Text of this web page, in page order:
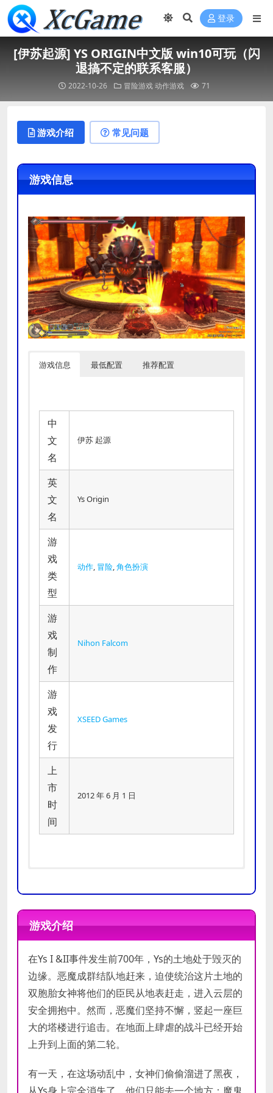
登录
[伊苏起源] YS ORIGIN中文版 win10可玩（闪
退搞不定的联系客服）
2022-10-26 冒险游戏 动作游戏 71
游戏介绍 常见问题
游戏信息
游戏信息 最低配置 推荐配置
中
文
名
伊苏 起源
英
文
名
Ys Origin
游
戏
类
型
动作, 冒险,角色扮演
游
戏
制
作
Nihon Falcom
游
戏
发
行
XSEED Games
上
市
时
间
2012 年 6 月 1 日
最低
配置
OS:XP
Processor:Pentium III / 1
GHz
Memory:1 GB RAM
accelerator compatible w/
DirectX 9.0c
DirectX®:9.0c
DirectX 9.0c
推荐
配置
Graphics:64 MB VRAM, 3D
accelerator compatible w/ DirectX
9.0c
DirectX®: 9.0c
Hard Drive:2 GB HD space
Sound:Compatible with DirectX
9.0c
游戏介绍
在Ys I &II事件发生前700年，Ys的土地处于毁灭的
边缘。恶魔成群结队地赶来，迫使统治这片土地的
双胞胎女神将他们的臣民从地表赶走，进入云层的
安全拥抱中。然而，恶魔们坚持不懈，竖起一座巨
大的塔楼进行追击。在地面上肆虐的战斗已经开始
上升到上面的第二轮。
有一天，在这场动乱中，女神们偷偷溜进了黑夜，